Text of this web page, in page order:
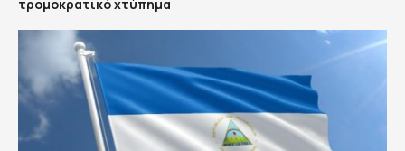
τρομοκρατικό χτύπημα